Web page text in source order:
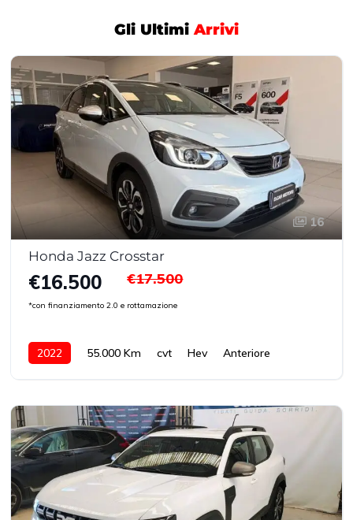
Gli UltimiArrivi
16
Honda Jazz Crosstar
€16.500
*con finanziamento 2.0 e rottamazione
€17.500
2022 55.000 Km cvt Hev Anteriore